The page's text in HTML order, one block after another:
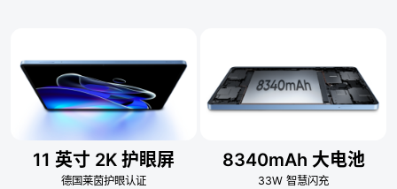
11 英寸 2K 护眼屏
德国莱茵护眼认证
8340mAh 大电池
33W 智慧闪充